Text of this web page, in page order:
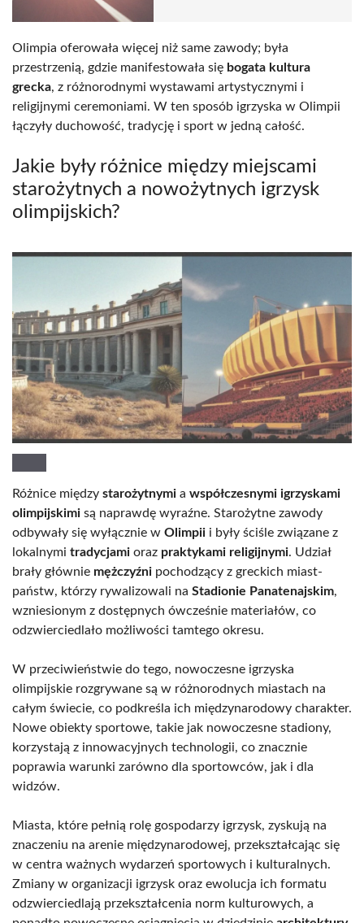
Olimpia oferowała więcej niż same zawody; była
przestrzenią, gdzie manifestowała się bogata kultura
grecka, z różnorodnymi wystawami artystycznymi i
religijnymi ceremoniami. W ten sposób igrzyska w Olimpii
łączyły duchowość, tradycję i sport w jedną całość.
Jakie były różnice między miejscami
starożytnych a nowożytnych igrzysk
olimpijskich?
Różnice między starożytnymi a współczesnymi igrzyskami
olimpijskimi są naprawdę wyraźne. Starożytne zawody
odbywały się wyłącznie w Olimpii i były ściśle związane z
lokalnymi tradycjami oraz praktykami religijnymi. Udział
brały głównie mężczyźni pochodzący z greckich miast-
państw, którzy rywalizowali na Stadionie Panatenajskim,
wzniesionym z dostępnych ówcześnie materiałów, co
odzwierciedlało możliwości tamtego okresu.
W przeciwieństwie do tego, nowoczesne igrzyska
olimpijskie rozgrywane są w różnorodnych miastach na
całym świecie, co podkreśla ich międzynarodowy charakter.
Nowe obiekty sportowe, takie jak nowoczesne stadiony,
korzystają z innowacyjnych technologii, co znacznie
poprawia warunki zarówno dla sportowców, jak i dla
widzów.
Miasta, które pełnią rolę gospodarzy igrzysk, zyskują na
znaczeniu na arenie międzynarodowej, przekształcając się
w centra ważnych wydarzeń sportowych i kulturalnych.
Zmiany w organizacji igrzysk oraz ewolucja ich formatu
odzwierciedlają przekształcenia norm kulturowych, a